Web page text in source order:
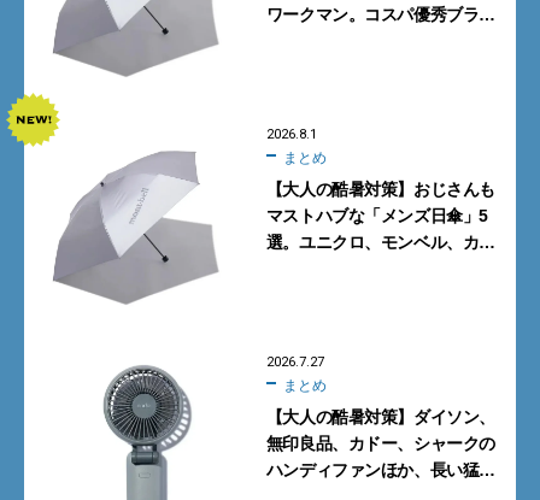
ワークマン。コスパ優秀ブラン
2026.8.1
まとめ
【大人の酷暑対策】おじさんも
マストハブな「メンズ日傘」5
選。ユニクロ、モンベル、カリ
2026.7.27
まとめ
【大人の酷暑対策】ダイソン、
無印良品、カドー、シャークの
ハンディファンほか、長い猛暑